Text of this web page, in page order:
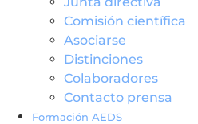
Comisión científica
Asociarse
Distinciones
Colaboradores
Contacto prensa
Formación AEDS